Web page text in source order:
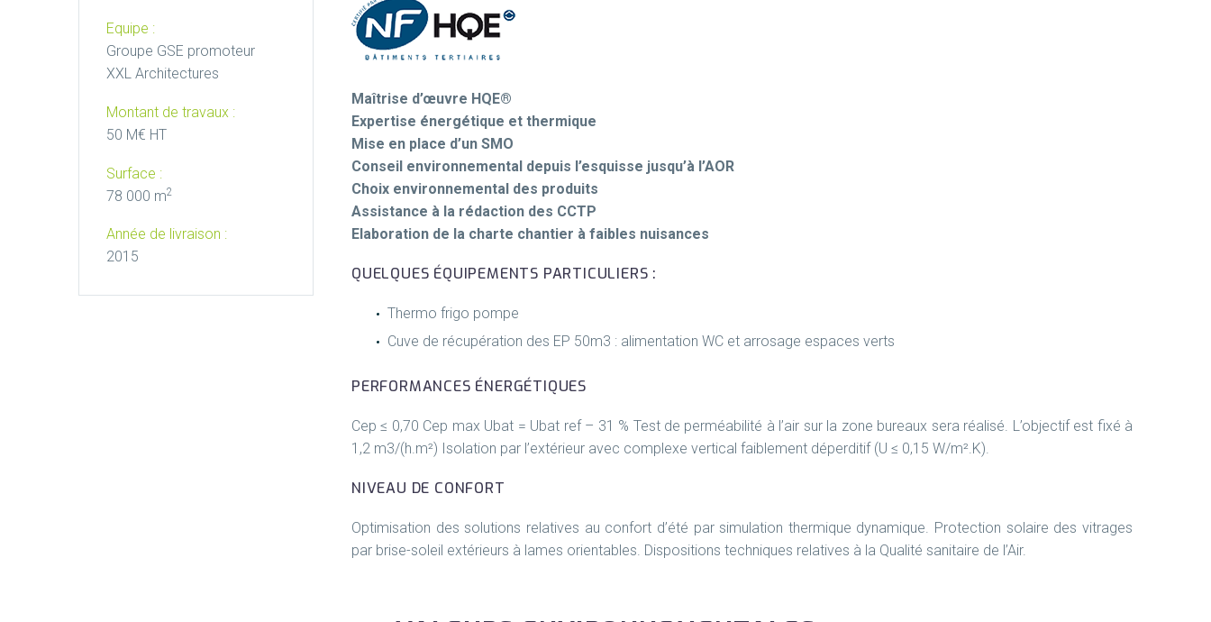
Equipe :
Groupe GSE promoteur
XXL Architectures
Montant de travaux :
50 M€ HT
Surface :
78 000 m2
Année de livraison :
2015
Maîtrise d’œuvre HQE®
Expertise énergétique et thermique
Mise en place d’un SMO
Conseil environnemental depuis l’esquisse jusqu’à l’AOR
Choix environnemental des produits
Assistance à la rédaction des CCTP
Elaboration de la charte chantier à faibles nuisances
QUELQUES ÉQUIPEMENTS PARTICULIERS :
Thermo frigo pompe
Cuve de récupération des EP 50m3 : alimentation WC et arrosage espaces verts
PERFORMANCES ÉNERGÉTIQUES
Cep ≤ 0,70 Cep max Ubat = Ubat ref – 31 % Test de perméabilité à l’air sur la zone bureaux sera réalisé. L’objectif est fixé à
1,2 m3/(h.m²) Isolation par l’extérieur avec complexe vertical faiblement déperditif (U ≤ 0,15 W/m².K).
NIVEAU DE CONFORT
Optimisation des solutions relatives au confort d’été par simulation thermique dynamique. Protection solaire des vitrages
par brise-soleil extérieurs à lames orientables. Dispositions techniques relatives à la Qualité sanitaire de l’Air.